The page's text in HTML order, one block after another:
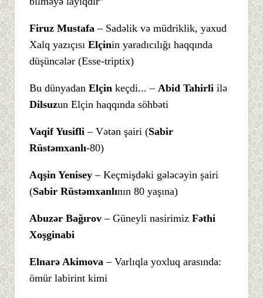
Firuz Mustafa – Sadəlik və müdriklik, yaxud
Xalq yazıçısı Elçinin yaradıcılığı haqqında
düşüncələr (Esse-triptix)
Bu dünyadan Elçin keçdi... – Abid Tahirli ilə
Dilsuzun Elçin haqqında söhbəti
Vaqif Yusifli – Vətən şairi (Sabir
Rüstəmxanlı-80)
Aqşin Yenisey – Keçmişdəki gələcəyin şairi
(Sabir Rüstəmxanlının 80 yaşına)
Abuzər Bağırov – Güneyli nasirimiz Fəthi
Xoşginabi
Elnarə Akimova – Varlıqla yoxluq arasında:
ömür labirint kimi